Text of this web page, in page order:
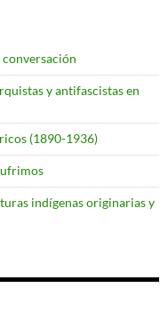
y antifascistas en
(1890-1936)
indígenas originarias y